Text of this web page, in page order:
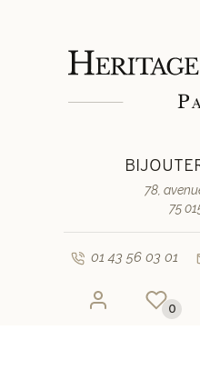
78,
75
01 43 56 03 01
0